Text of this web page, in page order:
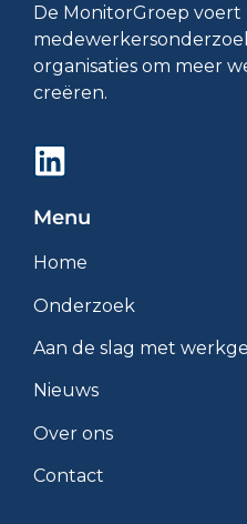
De MonitorGroep voert
organisaties om meer
creëren.
Menu
Home
Onderzoek
Aan de slag met
Nieuws
Over ons
Contact